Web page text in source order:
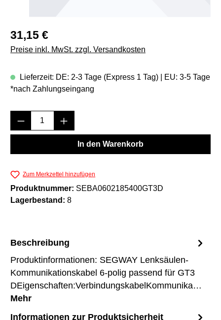
Regulärer Preis:
31,15 €
Preise inkl. MwSt. zzgl. Versandkosten
Lieferzeit: DE: 2-3 Tage (Express 1 Tag) | EU: 3-5 Tage
*nach Zahlungseingang
Produkt Anzahl: Gib den gewünschten
In den Warenkorb
Zum Merkzettel hinzufügen
Produktnummer: SEBA0602185400GT3D
Lagerbestand: 8
Beschreibung
Produktinformationen: SEGWAY Lenksäulen-
Kommunikationskabel 6-polig passend für GT3
DEigenschaften:VerbindungskabelKommunika…
Mehr
Informationen zur Produktsicherheit